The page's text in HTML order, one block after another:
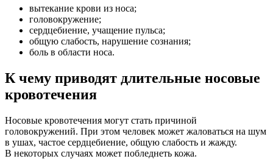
вытекание крови из носа;
головокружение;
сердцебиение, учащение пульса;
общую слабость, нарушение сознания;
боль в области носа.
К чему приводят длительные носовые
кровотечения
Носовые кровотечения могут стать причиной
головокружений. При этом человек может жаловаться на шум
в ушах, частое сердцебиение, общую слабость и жажду.
В некоторых случаях может побледнеть кожа.